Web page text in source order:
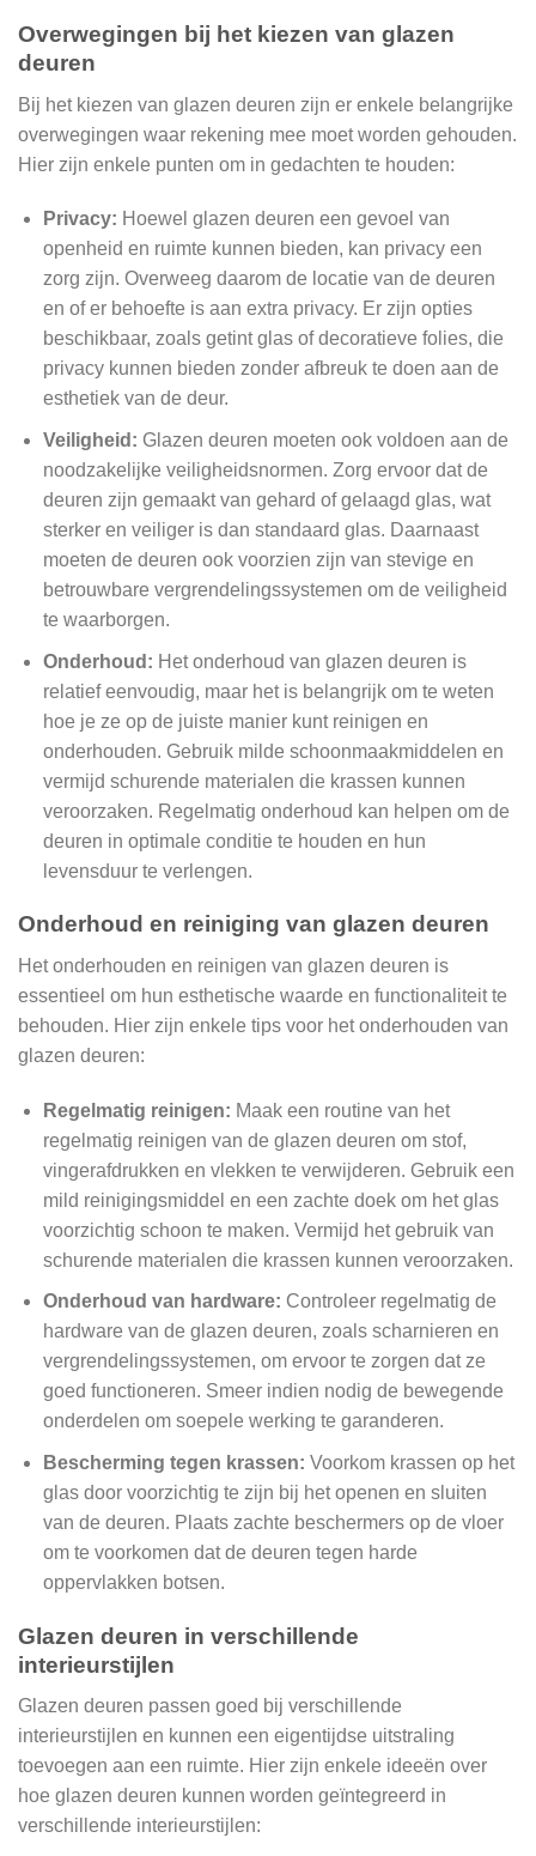
Overwegingen bij het kiezen van glazen
deuren
Bij het kiezen van glazen deuren zijn er enkele belangrijke
overwegingen waar rekening mee moet worden gehouden.
Hier zijn enkele punten om in gedachten te houden:
Privacy: Hoewel glazen deuren een gevoel van
openheid en ruimte kunnen bieden, kan privacy een
zorg zijn. Overweeg daarom de locatie van de deuren
en of er behoefte is aan extra privacy. Er zijn opties
beschikbaar, zoals getint glas of decoratieve folies, die
privacy kunnen bieden zonder afbreuk te doen aan de
esthetiek van de deur.
Veiligheid: Glazen deuren moeten ook voldoen aan de
noodzakelijke veiligheidsnormen. Zorg ervoor dat de
deuren zijn gemaakt van gehard of gelaagd glas, wat
sterker en veiliger is dan standaard glas. Daarnaast
moeten de deuren ook voorzien zijn van stevige en
betrouwbare vergrendelingssystemen om de veiligheid
te waarborgen.
Onderhoud: Het onderhoud van glazen deuren is
relatief eenvoudig, maar het is belangrijk om te weten
hoe je ze op de juiste manier kunt reinigen en
onderhouden. Gebruik milde schoonmaakmiddelen en
vermijd schurende materialen die krassen kunnen
veroorzaken. Regelmatig onderhoud kan helpen om de
deuren in optimale conditie te houden en hun
levensduur te verlengen.
Onderhoud en reiniging van glazen deuren
Het onderhouden en reinigen van glazen deuren is
essentieel om hun esthetische waarde en functionaliteit te
behouden. Hier zijn enkele tips voor het onderhouden van
glazen deuren:
Regelmatig reinigen: Maak een routine van het
regelmatig reinigen van de glazen deuren om stof,
vingerafdrukken en vlekken te verwijderen. Gebruik een
mild reinigingsmiddel en een zachte doek om het glas
voorzichtig schoon te maken. Vermijd het gebruik van
schurende materialen die krassen kunnen veroorzaken.
Onderhoud van hardware: Controleer regelmatig de
hardware van de glazen deuren, zoals scharnieren en
vergrendelingssystemen, om ervoor te zorgen dat ze
goed functioneren. Smeer indien nodig de bewegende
onderdelen om soepele werking te garanderen.
Bescherming tegen krassen: Voorkom krassen op het
glas door voorzichtig te zijn bij het openen en sluiten
van de deuren. Plaats zachte beschermers op de vloer
om te voorkomen dat de deuren tegen harde
oppervlakken botsen.
Glazen deuren in verschillende
interieurstijlen
Glazen deuren passen goed bij verschillende
interieurstijlen en kunnen een eigentijdse uitstraling
toevoegen aan een ruimte. Hier zijn enkele ideeën over
hoe glazen deuren kunnen worden geïntegreerd in
verschillende interieurstijlen: